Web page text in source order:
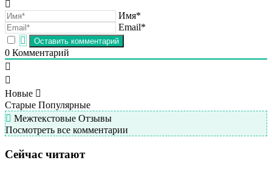
Имя*
Email*
0 Комментарий
Новые
Старые Популярные
Межтекстовые Отзывы
Посмотреть все комментарии
Сейчас читают